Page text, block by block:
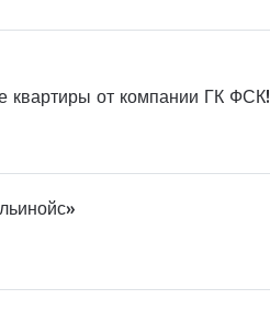
квартиры от компании ГК ФСК!